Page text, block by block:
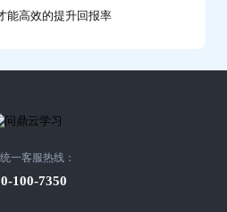
能高效的提升回报率
一客服热线：
100-7350